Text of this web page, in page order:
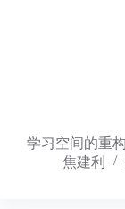
学习空间的重
焦建利